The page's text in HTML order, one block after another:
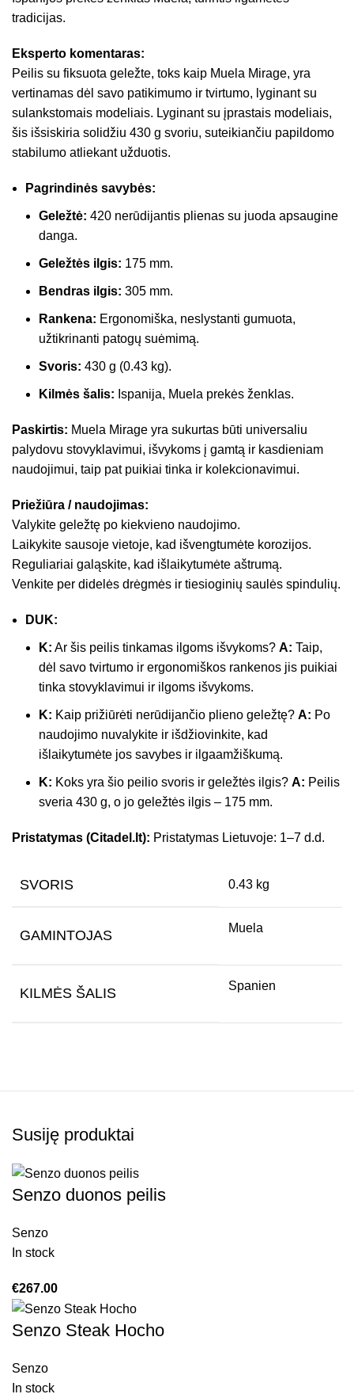
tradicijas.
Eksperto komentaras:
Peilis su fiksuota geležte, toks kaip Muela Mirage, yra
vertinamas dėl savo patikimumo ir tvirtumo, lyginant su
sulankstomais modeliais. Lyginant su įprastais modeliais,
šis išsiskiria solidžiu 430 g svoriu, suteikiančiu papildomo
stabilumo atliekant užduotis.
Pagrindinės savybės:
Geležtė: 420 nerūdijantis plienas su juoda apsaugine
danga.
Geležtės ilgis: 175 mm.
Bendras ilgis: 305 mm.
Rankena: Ergonomiška, neslystanti gumuota,
užtikrinanti patogų suėmimą.
Svoris: 430 g (0.43 kg).
Kilmės šalis: Ispanija, Muela prekės ženklas.
Paskirtis: Muela Mirage yra sukurtas būti universaliu
palydovu stovyklavimui, išvykoms į gamtą ir kasdieniam
naudojimui, taip pat puikiai tinka ir kolekcionavimui.
Priežiūra / naudojimas:
Valykite geležtę po kiekvieno naudojimo.
Laikykite sausoje vietoje, kad išvengtumėte korozijos.
Reguliariai galąskite, kad išlaikytumėte aštrumą.
Venkite per didelės drėgmės ir tiesioginių saulės spindulių.
DUK:
K: Ar šis peilis tinkamas ilgoms išvykoms? A: Taip,
dėl savo tvirtumo ir ergonomiškos rankenos jis puikiai
tinka stovyklavimui ir ilgoms išvykoms.
K: Kaip prižiūrėti nerūdijančio plieno geležtę? A: Po
naudojimo nuvalykite ir išdžiovinkite, kad
išlaikytumėte jos savybes ir ilgaamžiškumą.
K: Koks yra šio peilio svoris ir geležtės ilgis? A: Peilis
sveria 430 g, o jo geležtės ilgis – 175 mm.
Pristatymas (Citadel.lt): Pristatymas Lietuvoje: 1–7 d.d.
SVORIS 0.43 kg
GAMINTOJAS Muela
KILMĖS ŠALIS Spanien
Susiję produktai
Senzo duonos peilis
Senzo
In stock
€267.00
Senzo Steak Hocho
Senzo
In stock